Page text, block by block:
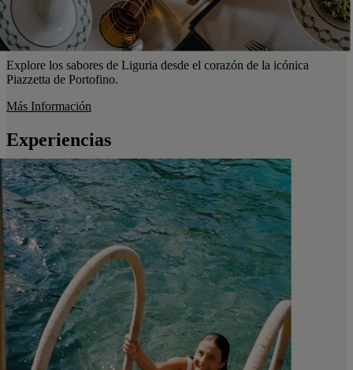
Explore los sabores de Liguria desde el corazón de la icónica
Piazzetta de Portofino.
Más Información
Experiencias